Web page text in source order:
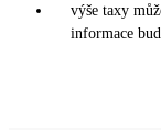
výše taxy
informace